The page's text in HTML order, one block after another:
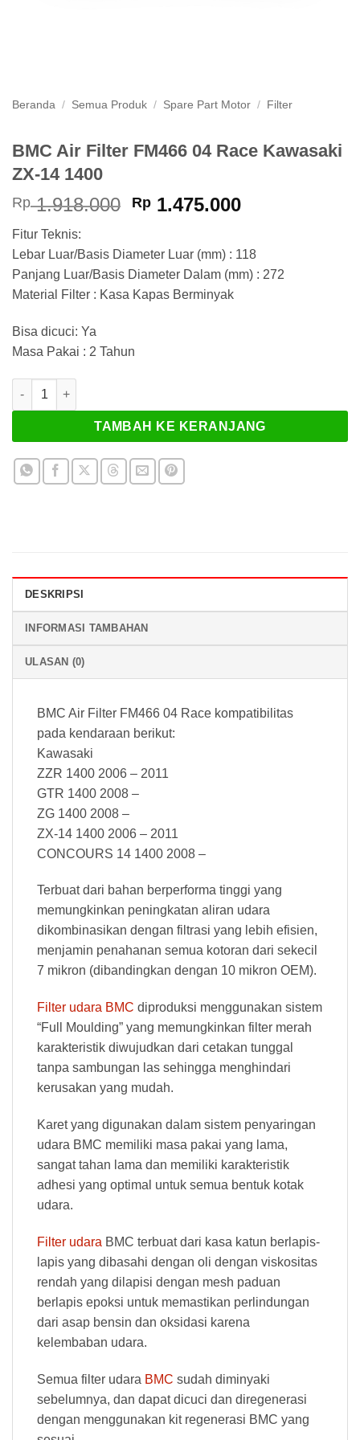
Beranda / Semua Produk / Spare Part Motor / Filter
BMC Air Filter FM466 04 Race Kawasaki
ZX-14 1400
Rp1.918.000 Harga
Rp 1.918.000.
Rp 1.475.000Harga
adalah:
Rp
Fitur Teknis:
Lebar Luar/Basis Diameter Luar (mm) : 118
Panjang Luar/Basis Diameter Dalam (mm) : 272
Material Filter : Kasa Kapas Berminyak
Bisa dicuci: Ya
Masa Pakai : 2 Tahun
Kuantitas BMC Air Filter FM466 04 Race Kawasaki ZX-14 1400
TAMBAH KE KERANJANG
DESKRIPSI
INFORMASI TAMBAHAN
ULASAN (0)
BMC Air Filter FM466 04 Race kompatibilitas
pada kendaraan berikut:
Kawasaki
ZZR 1400 2006 – 2011
GTR 1400 2008 –
ZG 1400 2008 –
ZX-14 1400 2006 – 2011
CONCOURS 14 1400 2008 –
Terbuat dari bahan berperforma tinggi yang
memungkinkan peningkatan aliran udara
dikombinasikan dengan filtrasi yang lebih efisien,
menjamin penahanan semua kotoran dari sekecil
7 mikron (dibandingkan dengan 10 mikron OEM).
Filter udara BMC diproduksi menggunakan sistem
“Full Moulding” yang memungkinkan filter merah
karakteristik diwujudkan dari cetakan tunggal
tanpa sambungan las sehingga menghindari
kerusakan yang mudah.
Karet yang digunakan dalam sistem penyaringan
udara BMC memiliki masa pakai yang lama,
sangat tahan lama dan memiliki karakteristik
adhesi yang optimal untuk semua bentuk kotak
udara.
Filter udara BMC terbuat dari kasa katun berlapis-
lapis yang dibasahi dengan oli dengan viskositas
rendah yang dilapisi dengan mesh paduan
berlapis epoksi untuk memastikan perlindungan
dari asap bensin dan oksidasi karena
kelembaban udara.
Semua filter udara BMC sudah diminyaki
sebelumnya, dan dapat dicuci dan diregenerasi
dengan menggunakan kit regenerasi BMC yang